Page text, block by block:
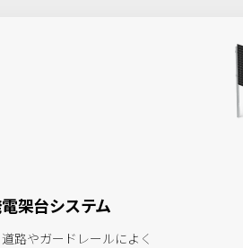
架台システム
路やガードレールによく